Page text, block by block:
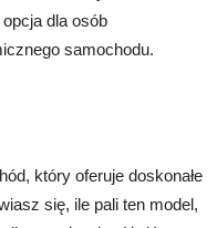
dla osób
samochodu.
który oferuje doskonałe
się, ile pali ten model,